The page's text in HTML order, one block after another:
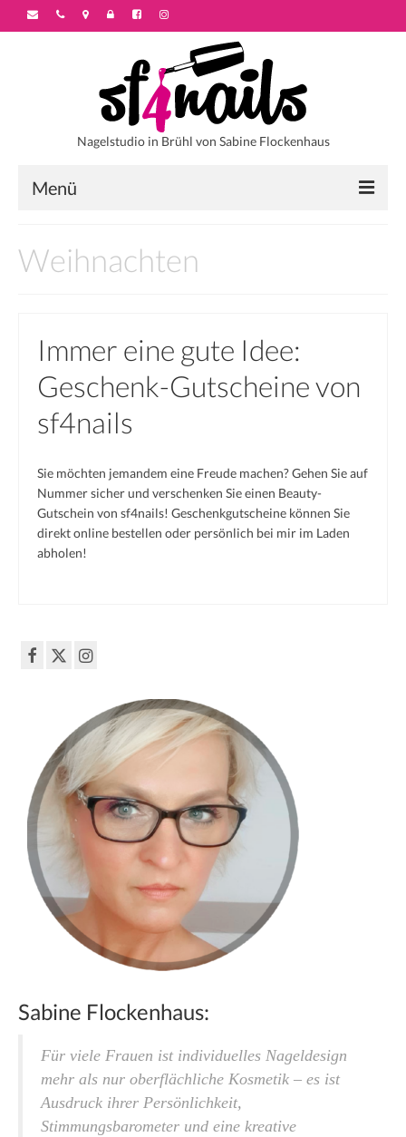
Nagelstudio in Brühl von Sabine Flockenhaus
Menü
Über sf4nails
Motivstyles
Colorstyles
French
XXL-Styles
Produkt-Test
Impressum
Weihnachten
Immer eine gute Idee:
Geschenk-Gutscheine von
sf4nails
Sie möchten jemandem eine Freude machen? Gehen Sie auf
Nummer sicher und verschenken Sie einen Beauty-
Gutschein von sf4nails! Geschenkgutscheine können Sie
direkt online bestellen oder persönlich bei mir im Laden
abholen!
Sabine Flockenhaus:
Für viele Frauen ist individuelles Nageldesign
mehr als nur oberflächliche Kosmetik – es ist
Ausdruck ihrer Persönlichkeit,
Stimmungsbarometer und eine kreative